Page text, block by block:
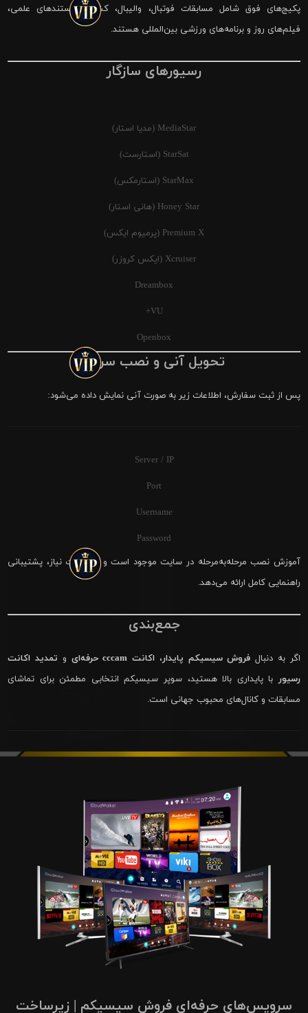
پکیج‌های فوق شامل مسابقات فوتبال، والیبال، کشتی، مستندهای علمی،
فیلم‌های روز و برنامه‌های ورزشی بین‌المللی هستند.
رسیورهای سازگار
MediaStar (مدیا استار)
StarSat (استارست)
StarMax (استارمکس)
Honey Star (هانی استار)
Premium X (پرمیوم ایکس)
Xcruiser (ایکس کروزر)
Dreambox
VU+
Openbox
تحویل آنی و نصب سریع
پس از ثبت سفارش، اطلاعات زیر به صورت آنی نمایش داده می‌شود:
Server / IP
Port
Username
Password
آموزش نصب مرحله‌به‌مرحله در سایت موجود است و در صورت نیاز، پشتیبانی
راهنمایی کامل ارائه می‌دهد.
جمع‌بندی
اگر به دنبال فروش سیسیکم پایدار، اکانت cccam حرفه‌ای و تمدید اکانت
رسیور با پایداری بالا هستید، سوپر سیسیکم انتخابی مطمئن برای تماشای
مسابقات و کانال‌های محبوب جهانی است.
سرویس‌های حرفه‌ای فروش سیسیکم | زیرساخت